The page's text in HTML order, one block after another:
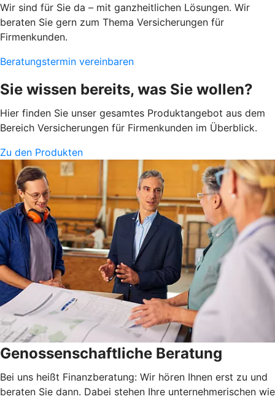
Wir sind für Sie da – mit ganzheitlichen Lösungen. Wir
beraten Sie gern zum Thema Versicherungen für
Firmenkunden.
Beratungstermin vereinbaren
Sie wissen bereits, was Sie wollen?
Hier finden Sie unser gesamtes Produktangebot aus dem
Bereich Versicherungen für Firmenkunden im Überblick.
Zu den Produkten
Genossenschaftliche Beratung
Bei uns heißt Finanzberatung: Wir hören Ihnen erst zu und
beraten Sie dann. Dabei stehen Ihre unternehmerischen wie